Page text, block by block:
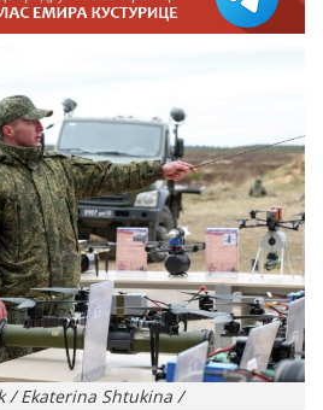
/ Ekaterina Shtukina /